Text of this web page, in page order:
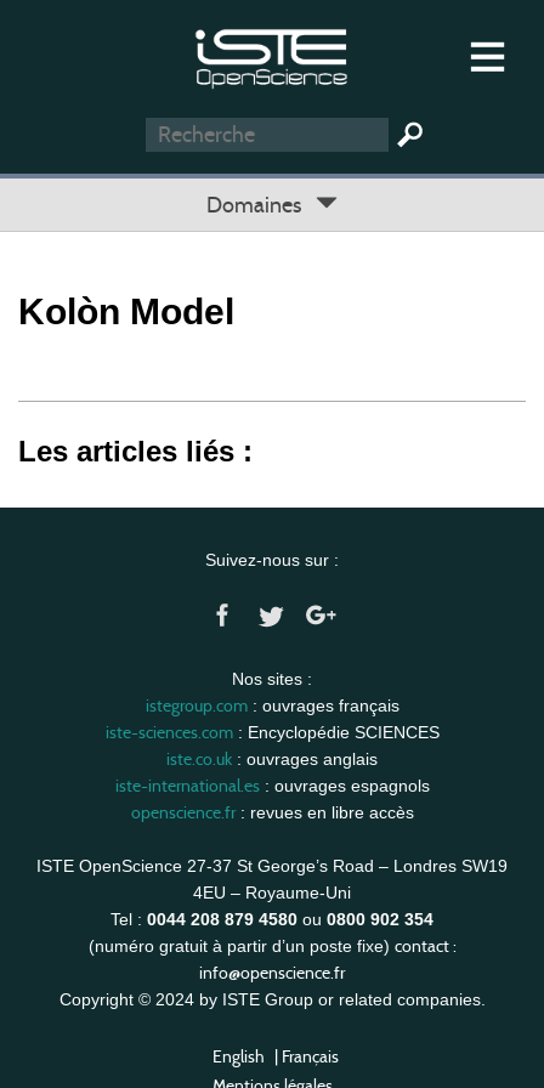
Domaines
Kolòn Model
Les articles liés :
Suivez-nous sur :
Nos sites :
istegroup.com: ouvrages français
iste-sciences.com: Encyclopédie SCIENCES
iste.co.uk : ouvrages anglais
iste-international.es: ouvrages espagnols
openscience.fr: revues en libre accès
ISTE OpenScience 27-37 St George’s Road – Londres SW19
4EU – Royaume-Uni
Tel : 0044 208 879 4580 ou 0800 902 354
(numéro gratuit à partir d’un poste fixe) contact :
info@openscience.fr
Copyright © 2024 by ISTE Group or related companies.
English | Français